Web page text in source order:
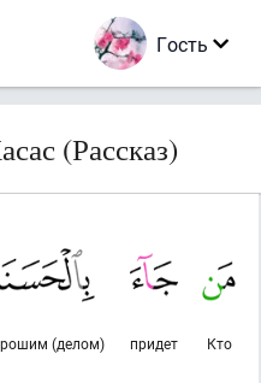
Гость
(Рассказ)
Кто
придет
(делом)